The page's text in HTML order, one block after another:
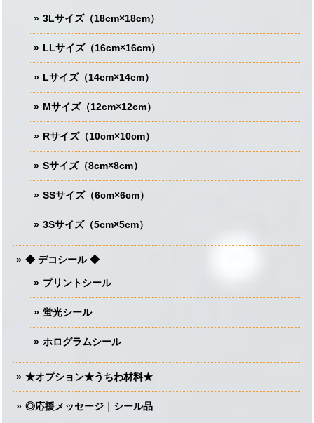
3Lサイズ（18cm×18cm）
LLサイズ（16cm×16cm）
Lサイズ（14cm×14cm）
Mサイズ（12cm×12cm）
Rサイズ（10cm×10cm）
Sサイズ（8cm×8cm）
SSサイズ（6cm×6cm）
3Sサイズ（5cm×5cm）
◆ デコシール ◆
プリントシール
蛍光シール
ホログラムシール
★オプション★うちわ材料★
◎応援メッセージ｜シール品